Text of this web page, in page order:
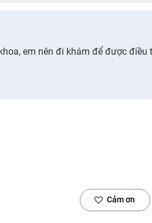
em nên đi khám để được điều
Cảm ơn